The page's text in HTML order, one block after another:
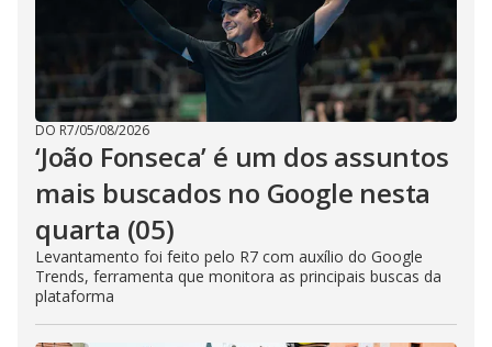
DO R7/05/08/2026
‘João Fonseca’ é um dos assuntos
mais buscados no Google nesta
quarta (05)
Levantamento foi feito pelo R7 com auxílio do Google
Trends, ferramenta que monitora as principais buscas da
plataforma